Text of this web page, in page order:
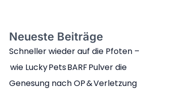
Neueste Beiträge
Schneller wieder auf die Pfoten –
wie Lucky Pets BARF Pulver die
Genesung nach OP & Verletzung